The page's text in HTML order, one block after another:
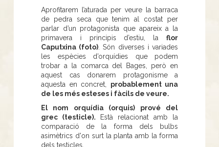
Aprofitarem l’aturada per veure la barraca
de pedra seca que tenim al costat per
parlar d’un protagonista que apareix a la
primavera i principis d’estiu, la flor
Caputxina (foto) . Són diverses i variades
les espècies d’orquídies que podem
trobar a la comarca del Bages, però en
aquest cas donarem protagonisme a
aquesta en concret, probablement una
de les més esteses i fàcils de veure.
El nom orquídia (orquis) prové del
grec (testicle).
Està relacionat amb la
comparació de la forma dels bulbs
asimètrics d'on surt la planta amb la forma
dels testicles.